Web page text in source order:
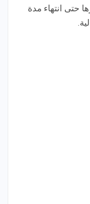
تكرارها حتى انتهاء مدة